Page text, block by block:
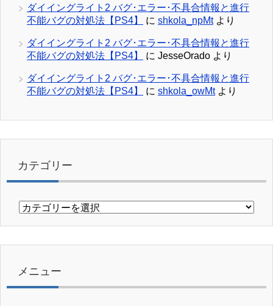
ダイイングライト2 バグ･エラー･不具合情報と進行
不能バグの対処法【PS4】
に shkola_npMtより
ダイイングライト2 バグ･エラー･不具合情報と進行
不能バグの対処法【PS4】
に JesseOrado より
ダイイングライト2 バグ･エラー･不具合情報と進行
不能バグの対処法【PS4】
に shkola_owMtより
カテゴリー
カ
リ
メニュー